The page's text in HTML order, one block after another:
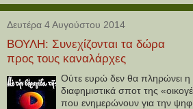
Δευτέρα 4 Αυγούστου 2014
ΒΟΥΛΗ: Συνεχίζονται τα δώρα
προς τους καναλάρχες
Ούτε ευρώ δεν θα πληρώνει η
διαφημιστικά σποτ της
που ενημερώνουν για την